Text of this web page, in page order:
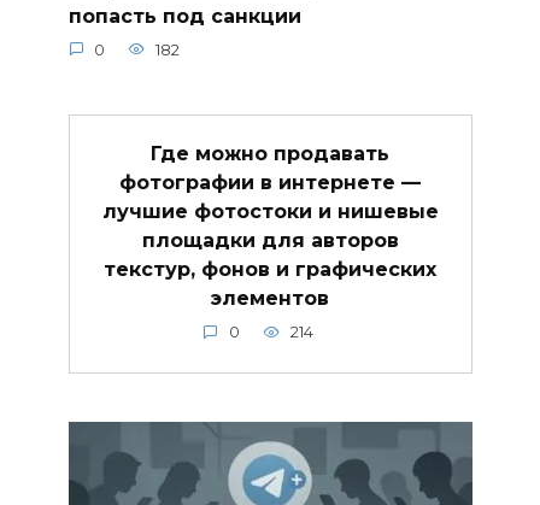
попасть под санкции
0 182
Где можно продавать
фотографии в интернете —
лучшие фотостоки и нишевые
площадки для авторов
текстур, фонов и графических
элементов
0 214